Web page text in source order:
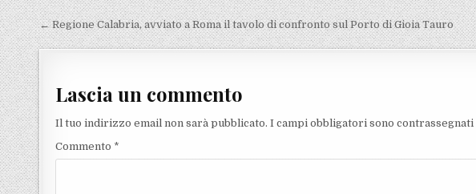
Navigazione articoli
← Regione Calabria, avviato a Roma il tavolo di confronto sul Porto di Gioia Tauro
Lascia un commento
Il tuo indirizzo email non sarà pubblicato. I campi obbligatori sono contrassegnati
Commento *